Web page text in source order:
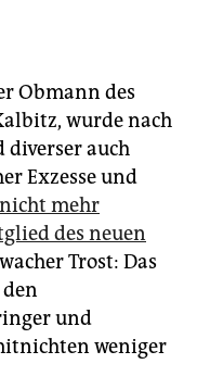
Obmann des
wurde nach
diverser auch
Exzesse und
nicht mehr
des neuen
Trost: Das
und
weniger